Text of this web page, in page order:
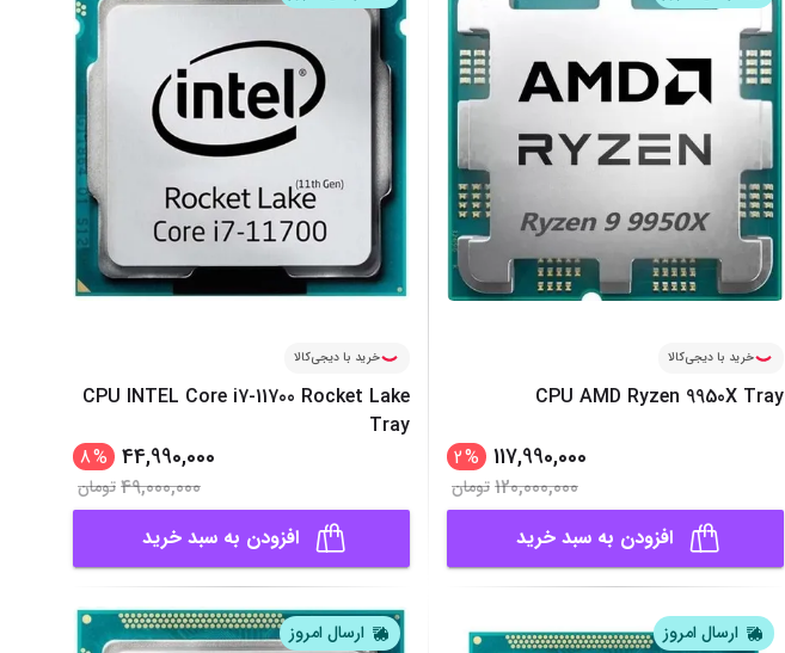
اکسسوری
کول پد
پاوربانک
کابل‌ها
نمایش همه محصولات
کارت گرافیک
منبع تغذیه (پاور)
رم
سی‌پی‌یو
مادربرد
خرید با دیجی‌کالا
CPU AMD Ryzen 9950X Tray
117,990,000
%
2
120,000,000تومان
افزودن به سبد خرید
خرید با دیجی‌کالا
CPU INTEL Core i7-11700 Rocket Lake
Tray
44,990,000
%
8
49,000,000تومان
افزودن به سبد خرید
ارسال امروز ارسال امروز